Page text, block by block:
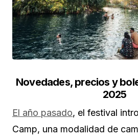
Novedades, precios y
2025
El año pasado, el festival
Camp, una modalidad de